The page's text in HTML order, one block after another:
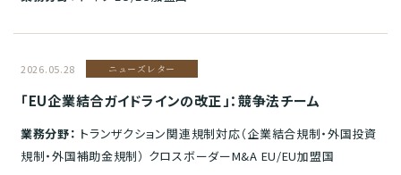
2026.05.28 ニューズレター
「EU企業結合ガイドラインの改正」：競争法チーム
業務分野： トランザクション関連規制対応（企業結合規制・外国投資
規制・外国補助金規制） クロスボーダーM&A EU/EU加盟国